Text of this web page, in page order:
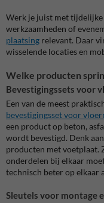
Werk je juist met
werkzaamheden of
plaatsing relevant. Daar
wisselende locaties en
Welke producten
Bevestigingssets voor
Een van de meest
bevestigingsset voor
een product op beton,
wordt bevestigd. Denk
producten met voetplaat.
onderdelen bij elkaar
technisch beter op elkaar
Sleutels voor montage